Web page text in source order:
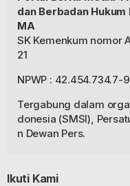
dan Berbadan Hukum
MA
SK Kemenkum nomor
21
NPWP : 42.454.734.7-
Tergabung dalam
donesia (SMSI),
n Dewan Pers.
Ikuti Kami